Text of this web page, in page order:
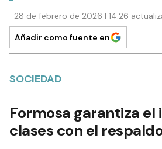
28 de febrero de 2026 | 14:26
Añadir como fuente en
SOCIEDAD
Formosa garantiza el
clases con el